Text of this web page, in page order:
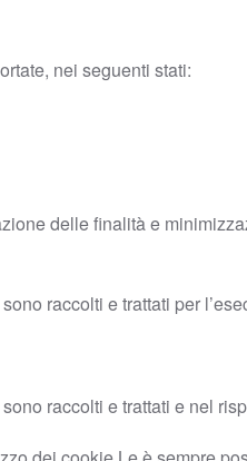
nei seguenti stati:
delle finalità e
raccolti e trattati per
raccolti e trattati e nel